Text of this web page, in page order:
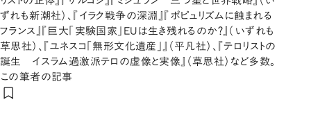
ずれも新潮社）、『イラク戦争の深淵』『ポピュリズムに蝕まれる
フランス』『巨大「実験国家」EUは生き残れるのか？』（いずれも
草思社）、『ユネスコ「無形文化遺産」』（平凡社）、『テロリストの
誕生 イスラム過激派テロの虚像と実像』（草思社）など多数。
この筆者の記事